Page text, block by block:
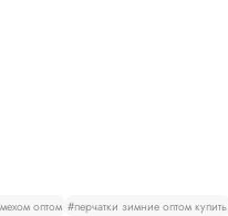
оптом #перчатки зимние оптом купить